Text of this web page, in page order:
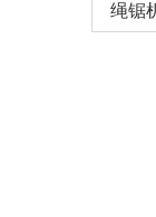
绳锯